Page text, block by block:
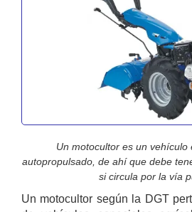
Un motocultor es un vehículo
autopropulsado, de ahí que debe
si circula por la vía
Un motocultor según la DGT